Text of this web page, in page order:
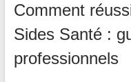
Comment
Sides Santé :
professionnels